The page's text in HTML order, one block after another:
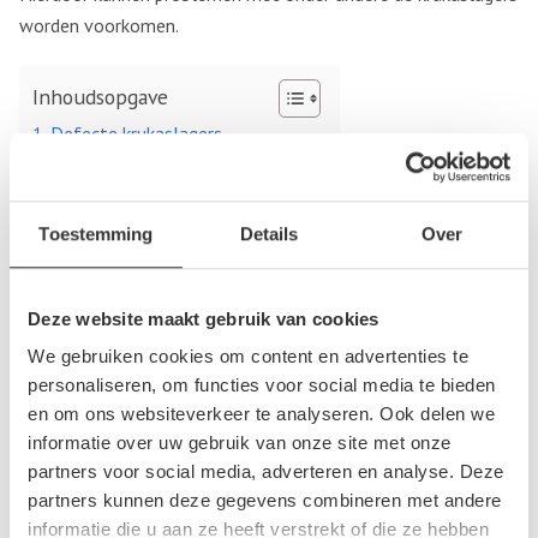
Toestemming Details Over
Deze website maakt gebruik van cookies
We gebruiken cookies om content en advertenties te
personaliseren, om functies voor social media te bieden
en om ons websiteverkeer te analyseren. Ook delen we
informatie over uw gebruik van onze site met onze
partners voor social media, adverteren en analyse. Deze
partners kunnen deze gegevens combineren met andere
informatie die u aan ze heeft verstrekt of die ze hebben
worden voorkomen.
Inhoudsopgave
Defecte krukaslagers
Defecte krukaslagers
voor de krukaslagers, kan het toch voorkomen dat deze kapot
gaan. Een mogelijk oorzaak is dat vuil zich heeft opgehoopt in
de motor en voor slijtage van de krukaslagers zorgt. Ook als
er te weinig olie aanwezig is om de krukaslagers te smeren,
dan kan er schade optreden. De olie zorgt er namelijk voor
dat de krukaslagers soepel blijven en met gemak de
zuigerstang kunnen laten bewegen. Als er één krukaslager